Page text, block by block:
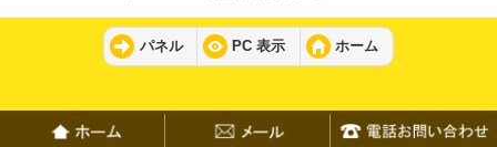
パネル PC 表示 ホーム